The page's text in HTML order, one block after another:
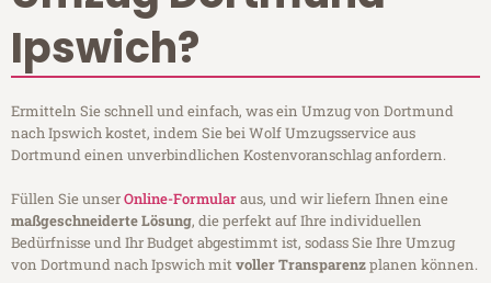
Ipswich?
Ermitteln Sie schnell und einfach, was ein Umzug von Dortmund
nach Ipswich kostet, indem Sie bei Wolf Umzugsservice aus
Dortmund einen unverbindlichen Kostenvoranschlag anfordern.
Füllen Sie unserOnline-Formularaus, und wir liefern Ihnen eine
maßgeschneiderte Lösung, die perfekt auf Ihre individuellen
Bedürfnisse und Ihr Budget abgestimmt ist, sodass Sie Ihre Umzug
von Dortmund nach Ipswich mitvoller Transparenzplanen können.